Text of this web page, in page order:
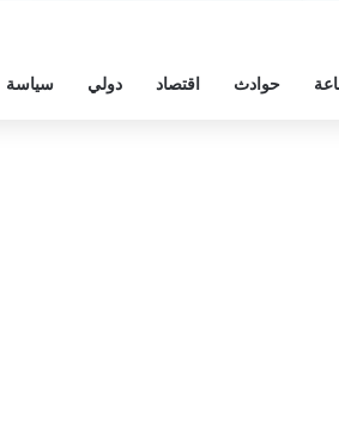
حوادث اقتصاد دولي سياسة